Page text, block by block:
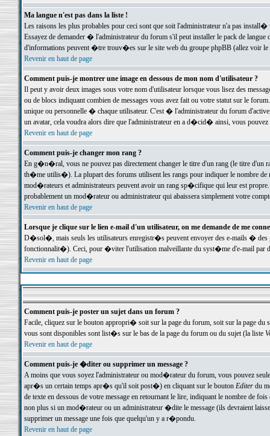
Ma langue n'est pas dans la liste !
Les raisons les plus probables pour ceci sont que soit l'administrateur n'a pas
Essayez de demander � l'administrateur du forum s'il peut installer le pack de
d'informations peuvent �tre trouv�es sur le site web du groupe phpBB (allez voir le
Revenir en haut de page
Comment puis-je montrer une image en dessous de mon nom d'utilisateur ?
Il peut y avoir deux images sous votre nom d'utilisateur lorsque vous lisez des
ou de blocs indiquant combien de messages vous avez fait ou votre statut sur le
unique ou personnelle � chaque utilisateur. C'est � l'administrateur du forum
un avatar, cela voudra alors dire que l'administrateur en a d�cid� ainsi, vous
Revenir en haut de page
Comment puis-je changer mon rang ?
En g�n�ral, vous ne pouvez pas directement changer le titre d'un rang (le titre d'un
th�me utilis�). La plupart des forums utilisent les rangs pour indiquer le nombre de
mod�rateurs et administrateurs peuvent avoir un rang sp�cifique qui leur est
probablement un mod�rateur ou administrateur qui abaissera simplement votre
Revenir en haut de page
Lorsque je clique sur le lien e-mail d'un utilisateur, on me demande de me
D�sol�, mais seuls les utilisateurs enregistr�s peuvent envoyer des e-mails �
fonctionnalit�). Ceci, pour �viter l'utilisation malveillante du syst�me d'e-mail par
Revenir en haut de page
Comment puis-je poster un sujet dans un forum ?
Facile, cliquez sur le bouton appropri� soit sur la page du forum, soit sur la page du
vous sont disponibles sont list�s sur le bas de la page du forum ou du sujet (la liste
Revenir en haut de page
Comment puis-je �diter ou supprimer un message ?
A moins que vous soyez l'administrateur ou mod�rateur du forum, vous pouvez
apr�s un certain temps apr�s qu'il soit post�) en cliquant sur le bouton Editerdu
de texte en dessous de votre message en retournant le lire, indiquant le nombre
non plus si un mod�rateur ou un administrateur �dite le message (ils devraient
supprimer un message une fois que quelqu'un y a r�pondu.
Revenir en haut de page